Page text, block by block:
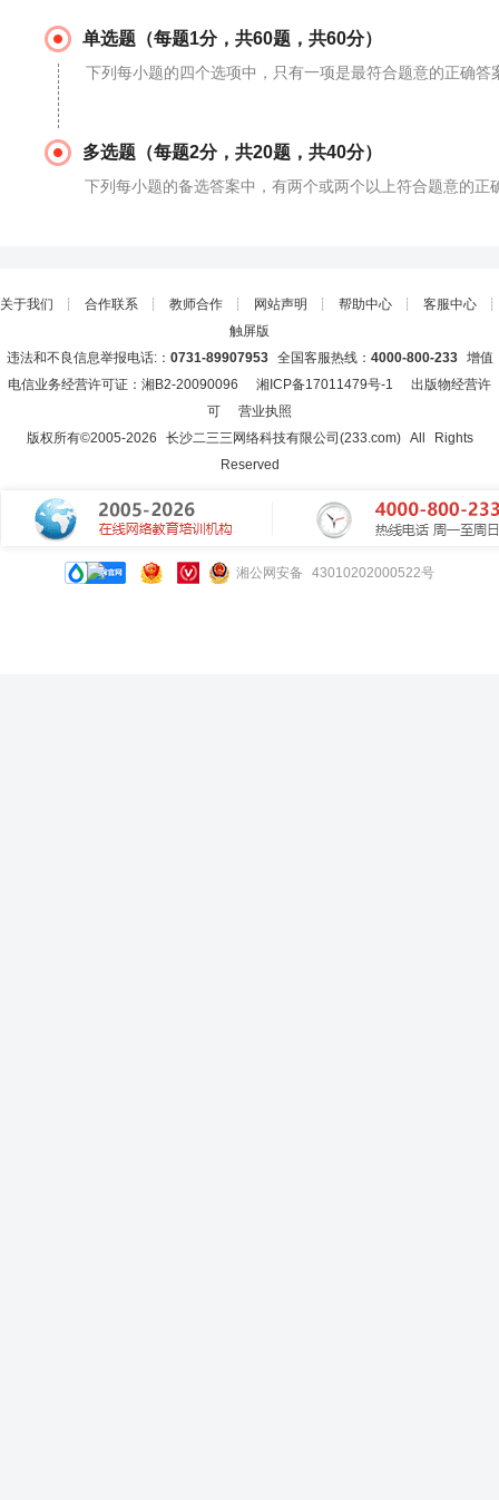
单选题（每题1分，共60题，共60分）
下列每小题的四个选项中，只有一项是最符合题意的正确
多选题（每题2分，共20题，共40分）
下列每小题的备选答案中，有两个或两个以上符合题意的
关于我们 ┊ 合作联系 ┊ 教师合作 ┊ 网站声明 ┊ 帮助中心 ┊ 客服中心 ┊
触屏版
违法和不良信息举报电话:： 0731-89907953全国客服热线： 4000-800-233增值
电信业务经营许可证：湘B2-20090096 湘ICP备17011479号-1
出版物经营许
可
营业执照
版权所有©2005-2026 长沙二三三网络科技有限公司(233.com)All Rights
Reserved
湘公网安备 43010202000522号